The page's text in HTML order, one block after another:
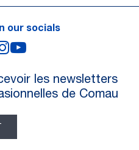
our socials
Instagram
les newsletters
de Comau